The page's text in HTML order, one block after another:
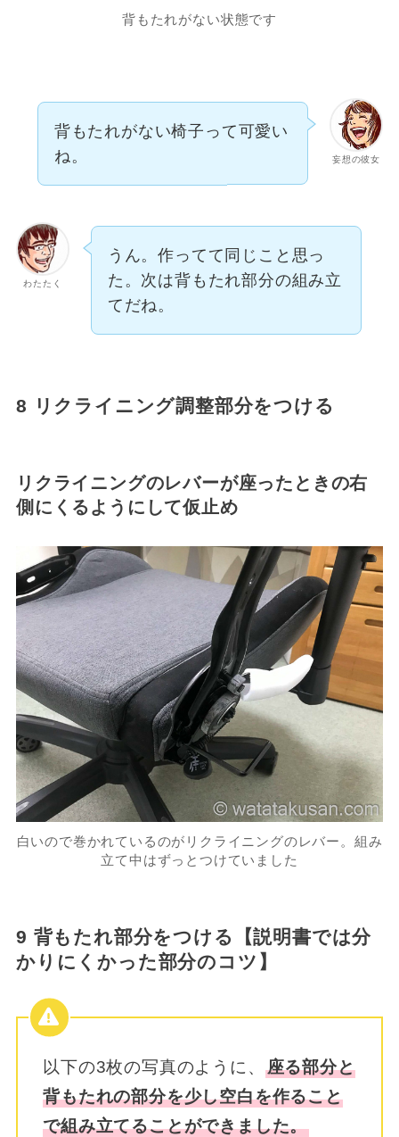
背もたれがない状態です
妄想の彼女
背もたれがない椅子って可愛い
ね。
わたたく
うん。作ってて同じこと思っ
た。次は背もたれ部分の組み立
てだね。
8 リクライニング調整部分をつける
リクライニングのレバーが座ったときの右
側にくるようにして仮止め
白いので巻かれているのがリクライニングのレバー。組み
立て中はずっとつけていました
9 背もたれ部分をつける【説明書では分
かりにくかった部分のコツ】
以下の3枚の写真のように、 座る部分と
背もたれの部分を少し空白を作ること
で組み立てることができました。